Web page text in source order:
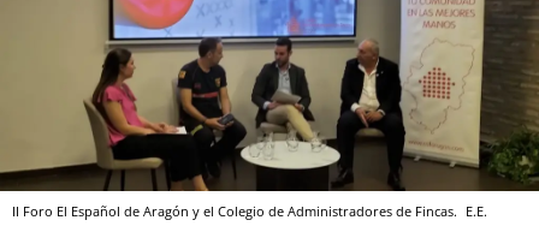
II Foro El Español de Aragón y el Colegio de Administradores de Fincas. E.E.